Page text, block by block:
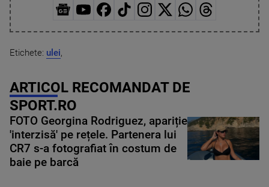
Etichete: ulei,
ARTICOL RECOMANDAT DE
SPORT.RO
FOTO Georgina Rodriguez, apariție
'interzisă' pe rețele. Partenera lui
CR7 s-a fotografiat în costum de
baie pe barcă